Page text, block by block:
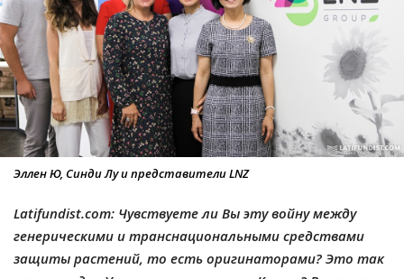
Эллен Ю, Синди Лу и представители LNZ
Latifundist.com: Чувствуете ли Вы эту войну между
генерическими и транснациональными средствами
защиты растений, то есть оригинаторами? Это так